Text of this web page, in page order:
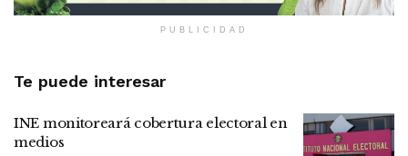
PUBLICIDAD
Te puede interesar
INE monitoreará cobertura electoral en
medios